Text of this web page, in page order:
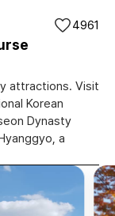
4961
attractions. Visit
Korean
Dynasty
a